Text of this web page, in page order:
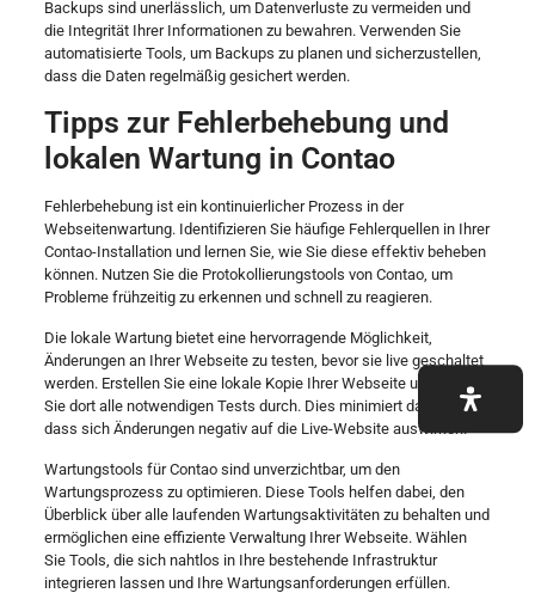
Backups sind unerlässlich, um Datenverluste zu vermeiden und
die Integrität Ihrer Informationen zu bewahren. Verwenden Sie
automatisierte Tools, um Backups zu planen und sicherzustellen,
dass die Daten regelmäßig gesichert werden.
Tipps zur Fehlerbehebung und
lokalen Wartung in Contao
Fehlerbehebung ist ein kontinuierlicher Prozess in der
Webseitenwartung. Identifizieren Sie häufige Fehlerquellen in Ihrer
Contao-Installation und lernen Sie, wie Sie diese effektiv beheben
können. Nutzen Sie die Protokollierungstools von Contao, um
Probleme frühzeitig zu erkennen und schnell zu reagieren.
Die lokale Wartung bietet eine hervorragende Möglichkeit,
Änderungen an Ihrer Webseite zu testen, bevor sie live geschaltet
werden. Erstellen Sie eine lokale Kopie Ihrer Webseite und führen
Sie dort alle notwendigen Tests durch. Dies minimiert das Risiko,
dass sich Änderungen negativ auf die Live-Website auswirken.
Wartungstools für Contao sind unverzichtbar, um den
Wartungsprozess zu optimieren. Diese Tools helfen dabei, den
Überblick über alle laufenden Wartungsaktivitäten zu behalten und
ermöglichen eine effiziente Verwaltung Ihrer Webseite. Wählen
Sie Tools, die sich nahtlos in Ihre bestehende Infrastruktur
integrieren lassen und Ihre Wartungsanforderungen erfüllen.